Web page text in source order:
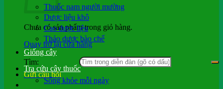
Chưa có sản phẩm trong giỏ hàng.
Quay trở lại cửa hàng
Tìm:
Gửi câu hỏi
Thuốc nam người mường
Dược liệu khô
Cao dược liệu
Thảo dược bào chế
Giống cây
Tra cứu cây thuốc
Sống khỏe mỗi ngày